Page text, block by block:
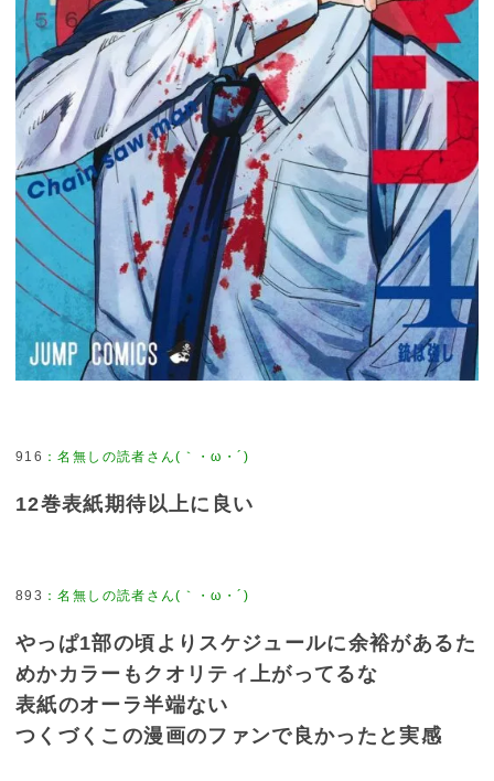
916 ：名無しの読者さん(｀・ω・´)
12巻表紙期待以上に良い
893 ：名無しの読者さん(｀・ω・´)
やっぱ1部の頃よりスケジュールに余裕があるた
めかカラーもクオリティ上がってるな
表紙のオーラ半端ない
つくづくこの漫画のファンで良かったと実感